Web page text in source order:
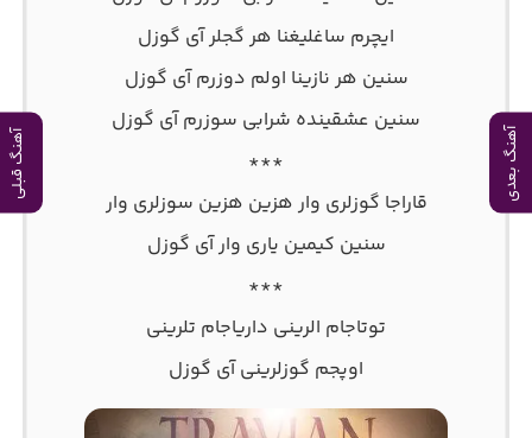
آهنگ بعدی آهنگ قبلی
ایچرم ساغلیغنا هر گجلر آی گوزل
سنین هر نازینا اولم دوزرم آی گوزل
سنین عشقینده شرابی سوزرم آی گوزل
***
قاراجا گوزلری وار هزین هزین سوزلری وار
سنین کیمین یاری وار آی گوزل
***
توتاجام الرینی داریاجام تلرینی
اوپجم گوزلرینی آی گوزل